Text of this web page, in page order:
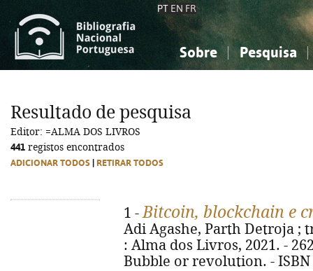
PT EN FR
Sobre Pesquisa
Ciências sociais...
Ciências sociais...
Resultado de pesquisa
Editor: =ALMA DOS LIVROS
441 registos encontrados
ADICIONAR TODOS RETIRAR TODOS
1 -Bitcoin, blockchain e
Adi Agashe, Parth Detroja ;
: Alma dos Livros, 2021. -
Bubble or revolution. - ISBN